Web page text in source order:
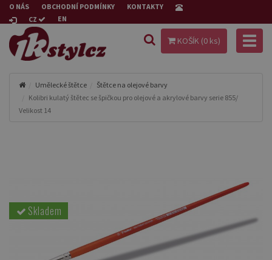
O NÁS OBCHODNÍ PODMÍNKY
KONTAKTY
CZ
EN
KOŠÍK (0 ks)
Umělecké štětce
Štětce na olejové barvy
Kolibri kulatý štětec se špičkou pro olejové a akrylové barvy serie 855/
Velikost 14
Skladem